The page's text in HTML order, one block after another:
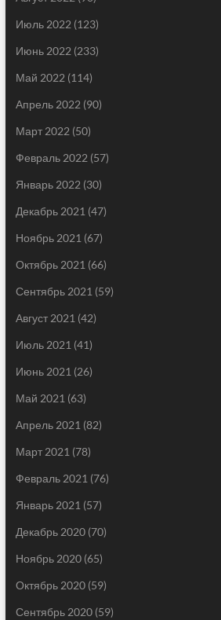
Июль 2022 (123)
Июнь 2022 (233)
Май 2022 (114)
Апрель 2022 (90)
Март 2022 (50)
Февраль 2022 (57)
Январь 2022 (30)
Декабрь 2021 (47)
Ноябрь 2021 (67)
Октябрь 2021 (66)
Сентябрь 2021 (59)
Август 2021 (42)
Июль 2021 (41)
Июнь 2021 (26)
Май 2021 (63)
Апрель 2021 (82)
Март 2021 (78)
Февраль 2021 (76)
Январь 2021 (57)
Декабрь 2020(70)
Ноябрь 2020(65)
Октябрь 2020(59)
Сентябрь 2020(59)